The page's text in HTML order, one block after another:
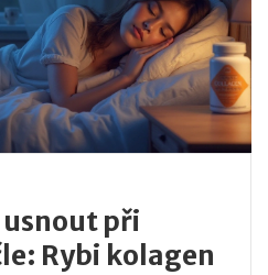
při
Rybi kolagen